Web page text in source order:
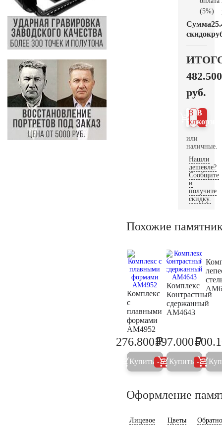
(5%)
Сумма
скидок
482.500
руб.
В
В 1
клик
или
наличные.
Нашли
дешевле?
Сообщите
и
получите
скидку.
Похожие
Комплекс
с
плавными
формами
AM4952
291.400
276.800₽
Купить 5%
Комплекс
Контрастный
сдержанный
AM4643
397.000₽
Купить 5%
Оформление
Лицевое Цветы